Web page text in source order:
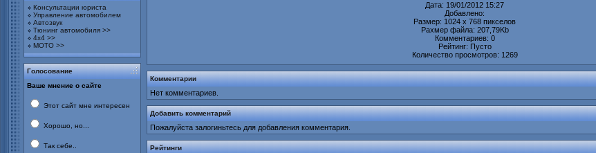
Консультации юриста
Управление автомобилем
Автозвук
Тюнинг автомобиля >>
4х4 >>
МОТО >>
Голосование
Ваше мнение о сайте
Этот сайт мне интересен
Хорошо, но...
Так себе..
Дата: 19/01/2012 15:27
Добавлено:
Размер: 1024 x 768 пикселов
Рахмер файла: 207,79Kb
Комментариев: 0
Рейтинг: Пусто
Количество просмотров: 1269
Комментарии
Нет комментариев.
Добавить комментарий
Пожалуйста залогиньтесь для добавления комментария.
Рейтинги